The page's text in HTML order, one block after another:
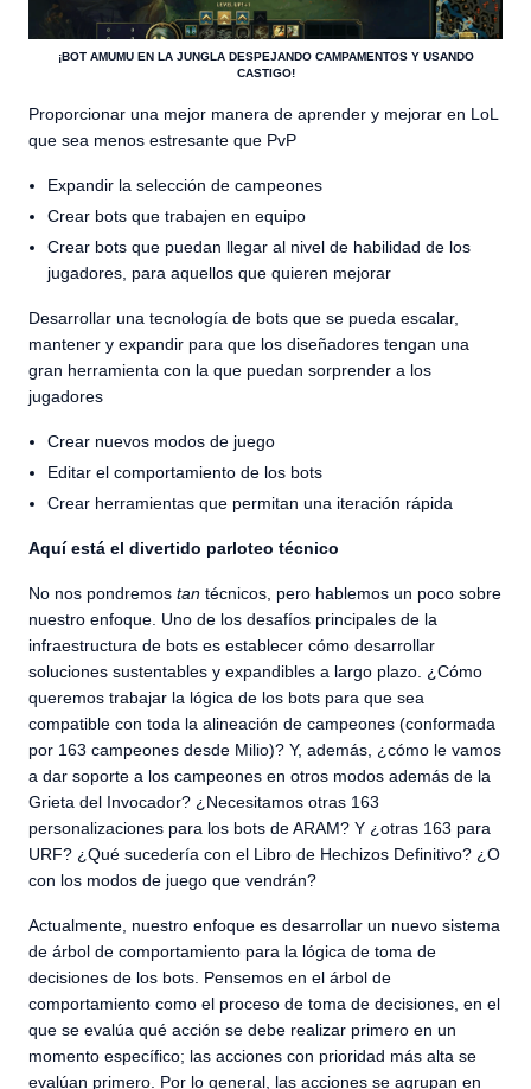
¡BOT AMUMU EN LA JUNGLA DESPEJANDO CAMPAMENTOS Y USANDO
CASTIGO!
Proporcionar una mejor manera de aprender y mejorar en LoL
que sea menos estresante que PvP
Expandir la selección de campeones
Crear bots que trabajen en equipo
Crear bots que puedan llegar al nivel de habilidad de los
jugadores, para aquellos que quieren mejorar
Desarrollar una tecnología de bots que se pueda escalar,
mantener y expandir para que los diseñadores tengan una
gran herramienta con la que puedan sorprender a los
jugadores
Crear nuevos modos de juego
Editar el comportamiento de los bots
Crear herramientas que permitan una iteración rápida
Aquí está el divertido parloteo técnico
No nos pondremos tan técnicos, pero hablemos un poco sobre
nuestro enfoque. Uno de los desafíos principales de la
infraestructura de bots es establecer cómo desarrollar
soluciones sustentables y expandibles a largo plazo. ¿Cómo
queremos trabajar la lógica de los bots para que sea
compatible con toda la alineación de campeones (conformada
por 163 campeones desde Milio)? Y, además, ¿cómo le vamos
a dar soporte a los campeones en otros modos además de la
Grieta del Invocador? ¿Necesitamos otras 163
personalizaciones para los bots de ARAM? Y ¿otras 163 para
URF? ¿Qué sucedería con el Libro de Hechizos Definitivo? ¿O
con los modos de juego que vendrán?
Actualmente, nuestro enfoque es desarrollar un nuevo sistema
de árbol de comportamiento para la lógica de toma de
decisiones de los bots. Pensemos en el árbol de
comportamiento como el proceso de toma de decisiones, en el
que se evalúa qué acción se debe realizar primero en un
momento específico; las acciones con prioridad más alta se
evalúan primero. Por lo general, las acciones se agrupan en